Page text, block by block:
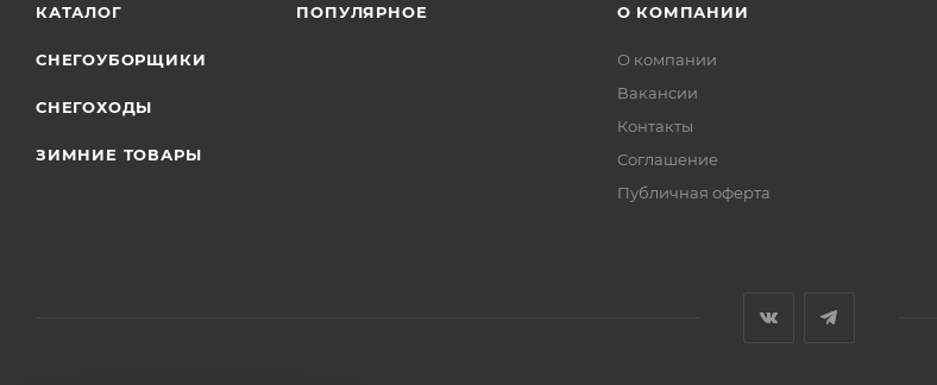
КАТАЛОГ
СНЕГОУБОРЩИКИ
СНЕГОХОДЫ
ЗИМНИЕ ТОВАРЫ
ПОПУЛЯРНОЕ О КОМПАНИИ
О компании
Вакансии
Контакты
Соглашение
Публичная оферта